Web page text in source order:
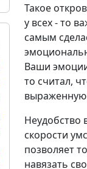
Такое
у всех - то
самым
Ваши
то считал,
Неудобство
скорости
позволяет
навязать